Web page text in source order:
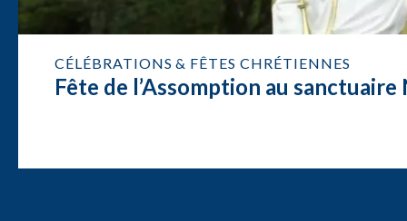
CÉLÉBRATIONS & FÊTES CHRÉTIENNES
Fête de l’Assomption au